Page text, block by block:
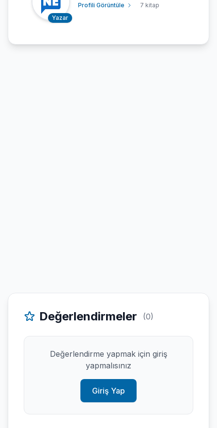
Yazar
Profili Görüntüle 7 kitap
Değerlendirmeler (0)
Değerlendirme yapmak için giriş
yapmalısınız
Giriş Yap